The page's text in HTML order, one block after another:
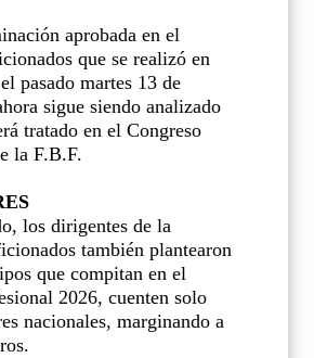
aprobada en el
que se realizó en
pasado martes 13 de
sigue siendo analizado
tratado en el Congreso
la F.B.F.
los dirigentes de la
también plantearon
que compitan en el
2026, cuenten solo
nacionales, marginando a